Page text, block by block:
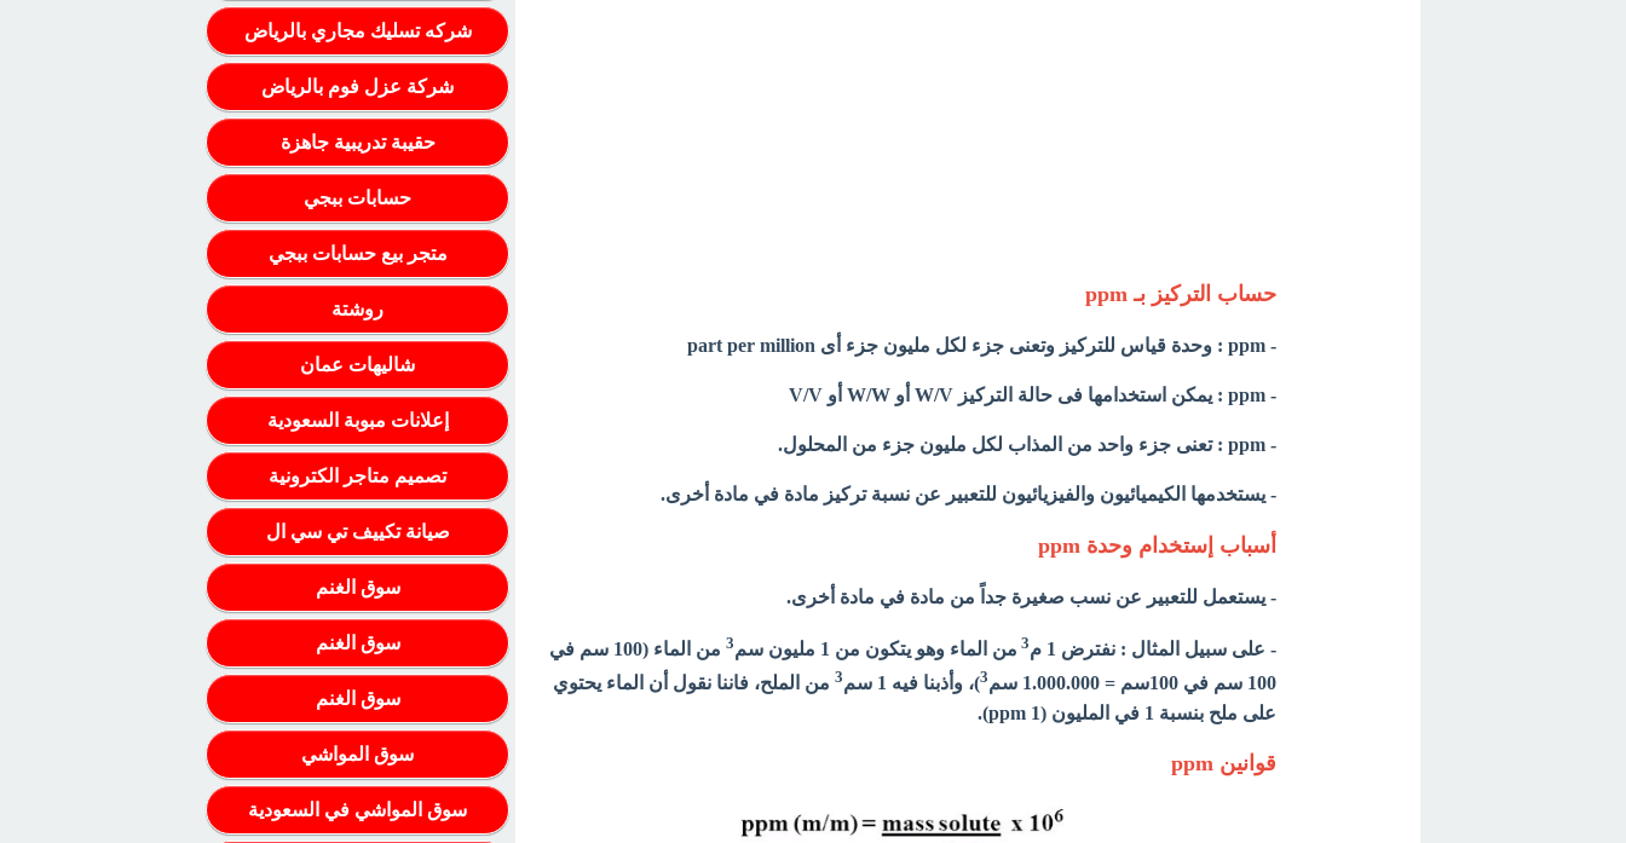
حساب التركيز بـ ppm
- ppm : وحدة قياس للتركيز وتعنى جزء لكل مليون جزء أى part per million
- ppm : يمكن استخدامها فى حالة التركيز W/V أو W/W أو V/V
- ppm : تعنى جزء واحد من المذاب لكل مليون جزء من المحلول.
-يستخدمها الكيميائيون والفيزيائيون للتعبير عن نسبة تركيز مادة في مادة أخرى.
أسباب إستخدام وحدة ppm
- يستعمل للتعبير عن نسب صغيرة جداً من مادة في مادة أخرى.
- على سبيل المثال : نفترض 1 م 3 من الماء وهو يتكون من 1 مليون سم 3
من الماء (100 سم في
100 سم في 100سم = 1.000.000 سم
3)، وأذبنا فيه 1 سم 3 من الملح، فاننا نقول أن الماء يحتوي
على ملح بنسبة 1 في المليون (ppm 1).
قوانين ppm
شركه تسليك مجاري بالرياض
شركة عزل فوم بالرياض
حقيبة تدريبية جاهزة
حسابات ببجي
متجر بيع حسابات ببجي
روشتة
شاليهات عمان
إعلانات مبوبة السعودية
تصميم متاجر الكترونية
صيانة تكييف تي سي ال
سوق الغنم
سوق الغنم
سوق الغنم
سوق المواشي
سوق المواشي في السعودية